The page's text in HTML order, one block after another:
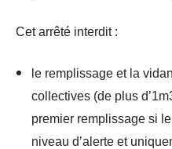
Cet arrêté interdit :
le remplissage et la
collectives (de plus
premier remplissage si
niveau d’alerte et